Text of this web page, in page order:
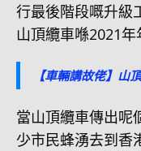
行最後階段嘅升級
山頂纜車喺2021年
【車輛講故佬】山
當山頂纜車傳出呢
少市民蜂湧去到香